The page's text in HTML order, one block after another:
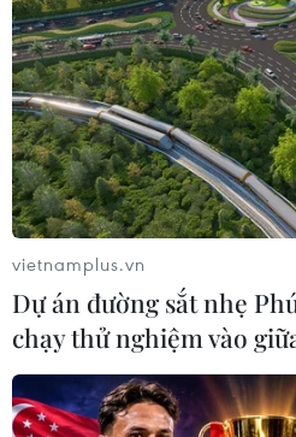
Theo dõi VietnamPlus
TIN LIÊN QUAN
vietnamplus.vn
Dự án đường sắt nhẹ
chạy thử nghiệm vào